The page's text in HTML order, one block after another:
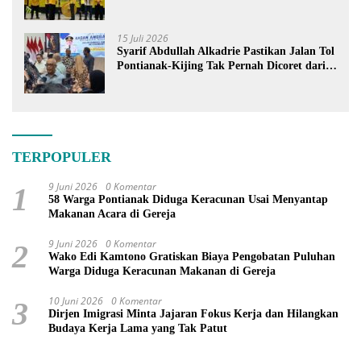
15 Juli 2026
Syarif Abdullah Alkadrie Pastikan Jalan Tol
Pontianak-Kijing Tak Pernah Dicoret dari
TERPOPULER
1 9 Juni 2026 0 Komentar
58 Warga Pontianak Diduga Keracunan Usai Menyantap
Makanan Acara di Gereja
2 9 Juni 2026 0 Komentar
Wako Edi Kamtono Gratiskan Biaya Pengobatan Puluhan
Warga Diduga Keracunan Makanan di Gereja
3 10 Juni 2026 0 Komentar
Dirjen Imigrasi Minta Jajaran Fokus Kerja dan Hilangkan
Budaya Kerja Lama yang Tak Patut